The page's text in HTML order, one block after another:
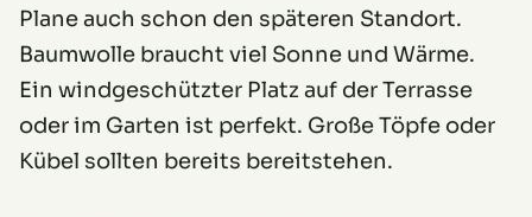
Plane auch schon den späteren Standort.
Baumwolle braucht viel Sonne und Wärme.
Ein windgeschützter Platz auf der Terrasse
oder im Garten ist perfekt. Große Töpfe oder
Kübel sollten bereits bereitstehen.